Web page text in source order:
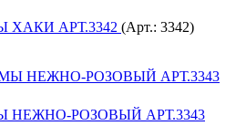
АРТ.3342 (Арт.: 3342)
РОЗОВЫЙ АРТ.3343